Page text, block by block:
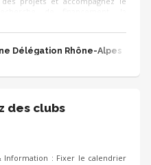
collecte, jusqu'à la clôture du
des adhésions et des
etc.) pour pérenniser
Délégation Rhône-Alpes
des clubs
Information : Fixer le calendrier